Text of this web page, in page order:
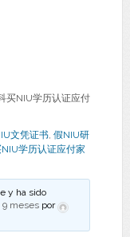
买NIU学历认证应付
文凭证书, 假NIU研
学历认证应付家
y ha sido
9 meses por